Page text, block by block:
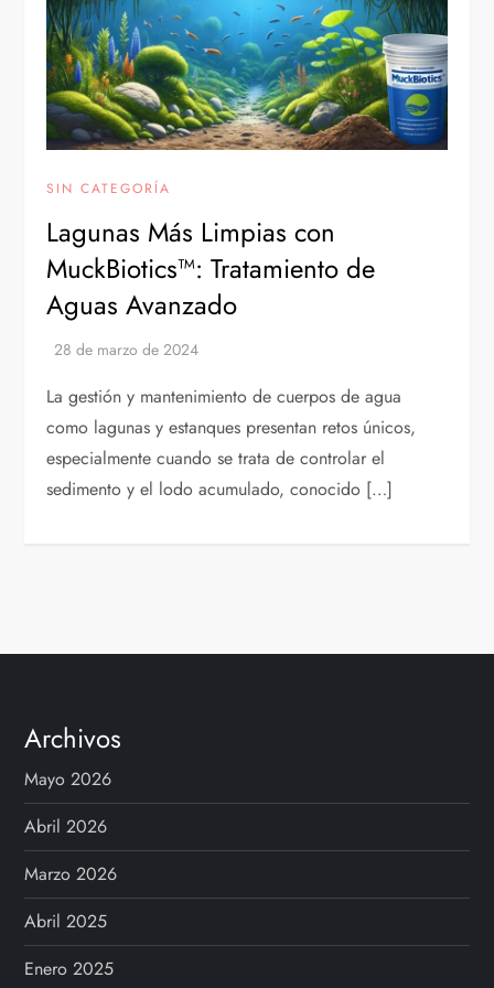
SIN CATEGORÍA
Lagunas Más Limpias con
MuckBiotics™: Tratamiento de
Aguas Avanzado
La gestión y mantenimiento de cuerpos de agua
como lagunas y estanques presentan retos únicos,
especialmente cuando se trata de controlar el
sedimento y el lodo acumulado, conocido […]
Archivos
Mayo 2026
Abril 2026
Marzo 2026
Abril 2025
Enero 2025